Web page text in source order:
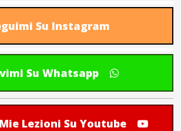
Su Instagram
Su Whatsapp
Lezioni Su Youtube